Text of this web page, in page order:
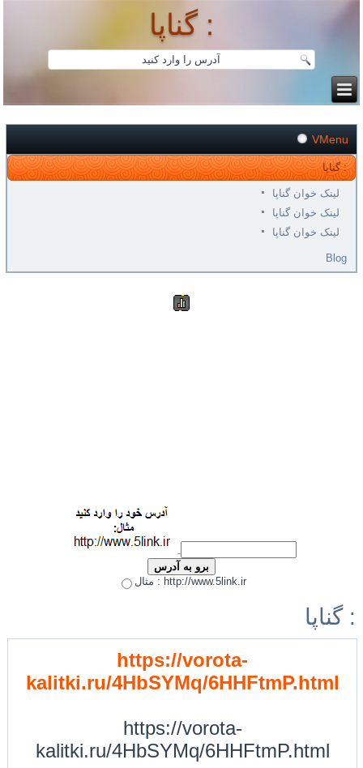
گناپا :
VMenu
گناپا :
لینک خوان گناپا
لینک خوان گناپا
لینک خوان گناپا
Blog
مثال : http://www.5link.ir
گناپا :
https://vorota-
kalitki.ru/4HbSYMq/6HHFtmP.html
https://vorota-
kalitki.ru/4HbSYMq/6HHFtmP.html